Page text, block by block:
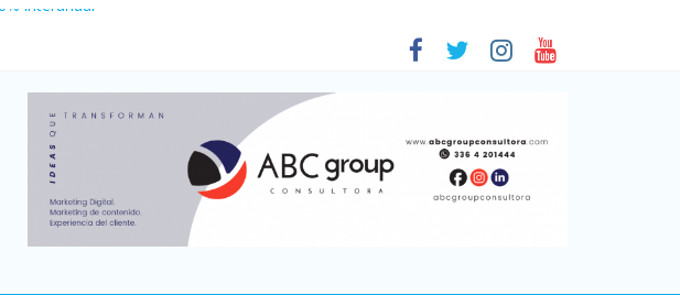
interanual
crisis como en 2001
4,6 millones de personas viajaron por el país, un 5,9% más que en 2025